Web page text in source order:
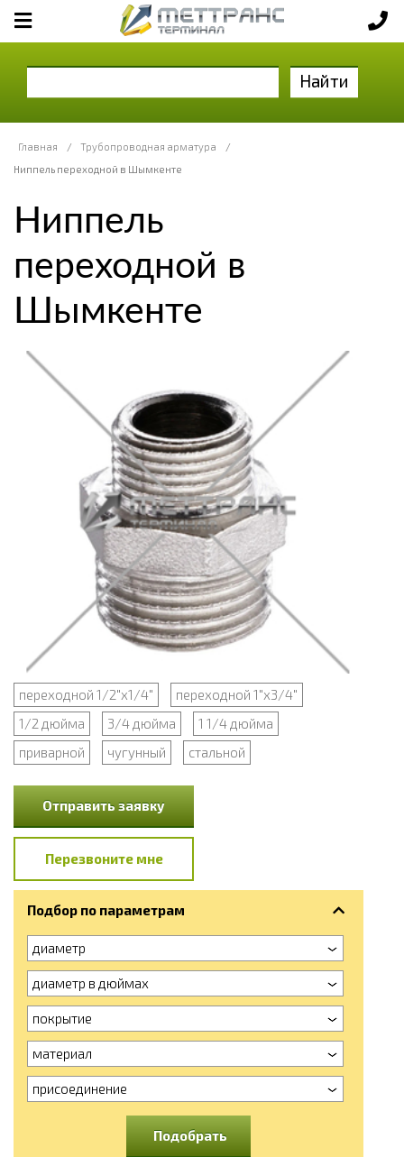
Найти
Главная / Трубопроводная арматура
/
Ниппель переходной в Шымкенте
Ниппель
переходной в
Шымкенте
переходной 1/2"х1/4"
переходной 1"х3/4"
1/2 дюйма
3/4 дюйма
1 1/4 дюйма
приварной
чугунный стальной
Отправить заявку
Перезвоните мне
Подбор по параметрам
диаметр
диаметр в дюймах
покрытие
материал
присоединение
Подобрать